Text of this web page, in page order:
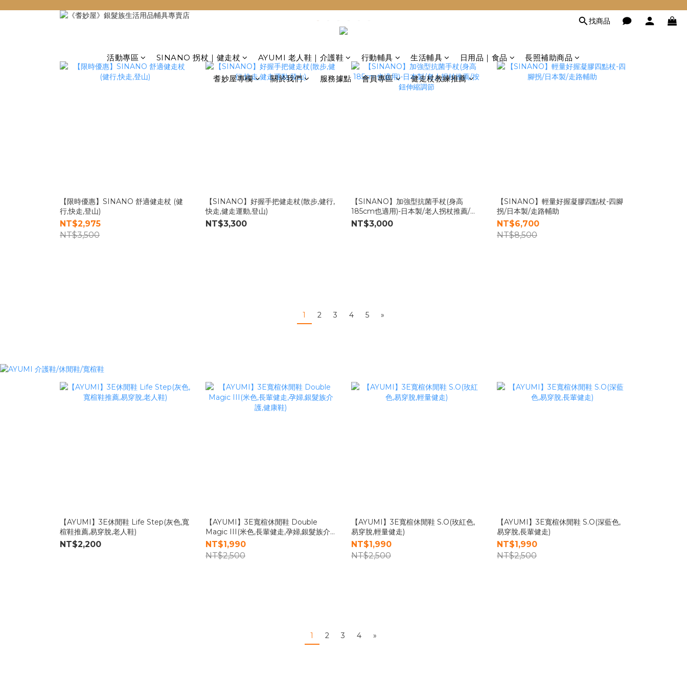
找商品
活動專區 SINANO 拐杖｜健走杖 AYUMI 老人鞋｜介護鞋 行動輔具 生活輔具 日用品｜食品 長照補助商品
耆妙屋專欄 關於我們 服務據點 會員專區 健走杖教練推薦
【限時優惠】SINANO 舒適健走杖 (健
行,快走,登山)
NT$2,975
NT$3,500
【SINANO】好握手把健走杖(散步,健行,
快走,健走運動,登山)
NT$3,300
【SINANO】加強型抗菌手杖(身高
185cm也適用)-日本製/老人拐杖推薦/按
鈕伸縮調節
NT$3,000
【SINANO】輕量好握凝膠四點杖-四腳
拐/日本製/走路輔助
NT$6,700
NT$8,500
1 2 3 4 5 »
【AYUMI】3E休閒鞋 Life Step(灰色,寬
楦鞋推薦,易穿脫,老人鞋)
NT$2,200
【AYUMI】3E寬楦休閒鞋 Double
Magic III(米色,長輩健走,孕婦,銀髮族介
護,健康鞋)
NT$1,990
NT$2,500
【AYUMI】3E寬楦休閒鞋 S.O(玫紅色,
易穿脫,輕量健走)
NT$1,990
NT$2,500
【AYUMI】3E寬楦休閒鞋 S.O(深藍色,
易穿脫,長輩健走)
NT$1,990
NT$2,500
1 2 3 4 »